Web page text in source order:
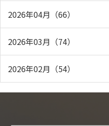
2026年04月（66）
2026年03月（74）
2026年02月（54）